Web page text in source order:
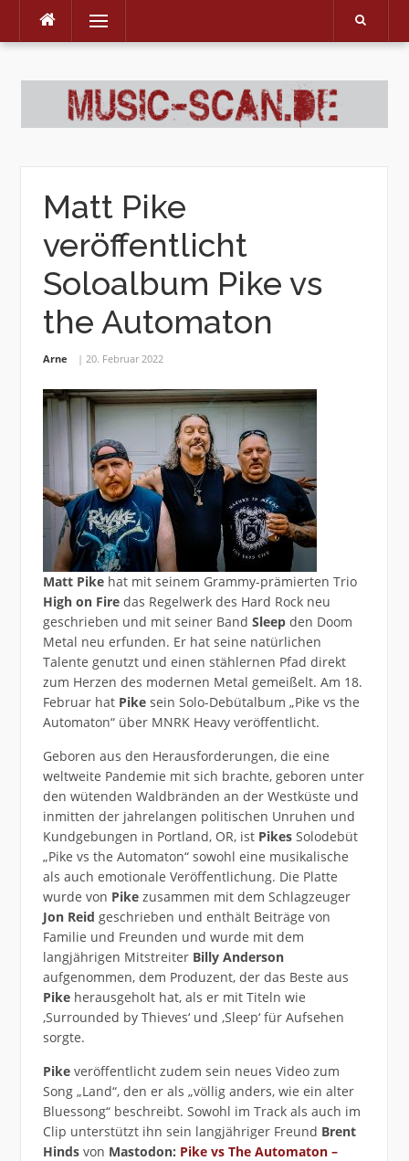
Skip
Menu
Matt Pike
veröffentlicht
Soloalbum Pike vs
the Automaton
Arne 20. Februar 2022
Matt Pikehat mit seinem Grammy-prämierten Trio
High on Firedas Regelwerk des Hard Rock neu
geschrieben und mit seiner Band Sleepden Doom
Metal neu erfunden. Er hat seine natürlichen
Talente genutzt und einen stählernen Pfad direkt
zum Herzen des modernen Metal gemeißelt. Am 18.
Februar hat Pikesein Solo-Debütalbum „Pike vs the
Automaton“ über MNRK Heavy veröffentlicht.
Geboren aus den Herausforderungen, die eine
weltweite Pandemie mit sich brachte, geboren unter
den wütenden Waldbränden an der Westküste und
inmitten der jahrelangen politischen Unruhen und
Kundgebungen in Portland, OR, ist PikesSolodebüt
„Pike vs the Automaton“ sowohl eine musikalische
als auch emotionale Veröffentlichung. Die Platte
wurde von Pikezusammen mit dem Schlagzeuger
Jon Reid geschrieben und enthält Beiträge von
Familie und Freunden und wurde mit dem
langjährigen Mitstreiter Billy Anderson
aufgenommen, dem Produzent, der das Beste aus
Pikeherausgeholt hat, als er mit Titeln wie
‚Surrounded by Thieves‘ und ‚Sleep‘ für Aufsehen
sorgte.
Pikeveröffentlicht zudem sein neues Video zum
Song „Land“, den er als „völlig anders, wie ein alter
Bluessong“ beschreibt. Sowohl im Track als auch im
Clip unterstützt ihn sein langjähriger Freund Brent
Hindsvon Mastodon: Pike vs The Automaton –